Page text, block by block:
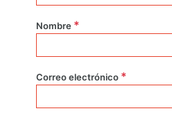
Nombre *
Correo electrónico *